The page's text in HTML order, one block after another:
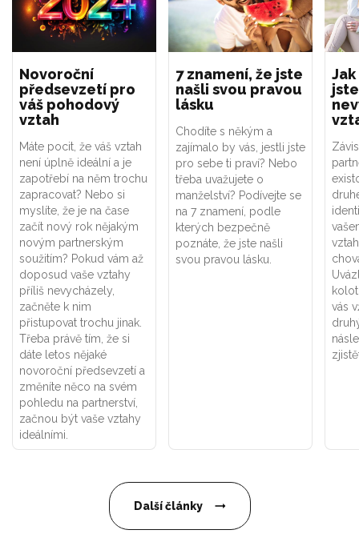
Novoroční
předsevzetí pro
váš pohodový
vztah
Máte pocit, že váš vztah
není úplně ideální a je
zapotřebí na něm trochu
zapracovat? Nebo si
myslíte, že je na čase
začít nový rok nějakým
novým partnerským
soužitím? Pokud vám až
doposud vaše vztahy
příliš nevycházely,
začněte k nim
přistupovat trochu jinak.
Třeba právě tím, že si
dáte letos nějaké
novoroční předsevzetí a
změníte něco na svém
pohledu na partnerství,
začnou být vaše vztahy
ideálními.
7 znamení, že jste
našli svou pravou
lásku
Chodíte s někým a
zajímalo by vás, jestli jste
pro sebe ti praví? Nebo
třeba uvažujete o
manželství? Podívejte se
na 7 znamení, podle
kterých bezpečně
poznáte, že jste našli
svou pravou lásku.
vás
Další články